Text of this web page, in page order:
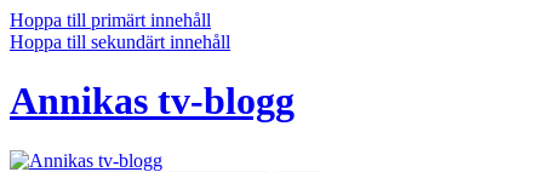
Hoppa till primärt innehåll
Hoppa till sekundärt innehåll
Annikas tv-blogg